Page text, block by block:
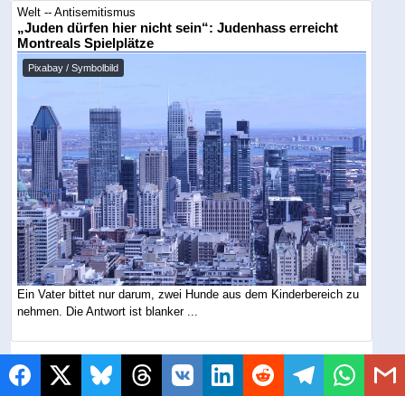
Welt -- Antisemitismus
„Juden dürfen hier nicht sein“: Judenhass erreicht
Montreals Spielplätze
Pixabay / Symbolbild
Ein Vater bittet nur darum, zwei Hunde aus dem Kinderbereich zu
nehmen. Die Antwort ist blanker ...
Themen